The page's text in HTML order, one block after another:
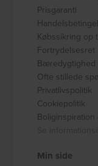
Prisgaranti
Købssikring op
Fortrydelsesret
Bæredygtighed
Ofte stillede
Privatlivspolitik
Cookiepolitik
Boliginspiration
Min side